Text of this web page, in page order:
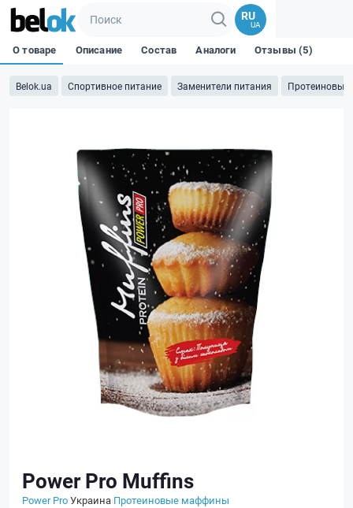
RU
UA
Belok.ua Спортивное питание Заменители питания
О товаре Описание Состав Аналоги Отзывы (5)
Power Pro Muffins
Power ProУкраина Протеиновые маффины